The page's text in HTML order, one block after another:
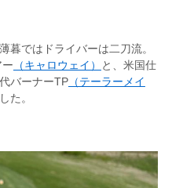
薄暮ではドライバーは二刀流。
（キャロウェイ）
と、米国仕
バーナーTP（テーラーメイ
た。